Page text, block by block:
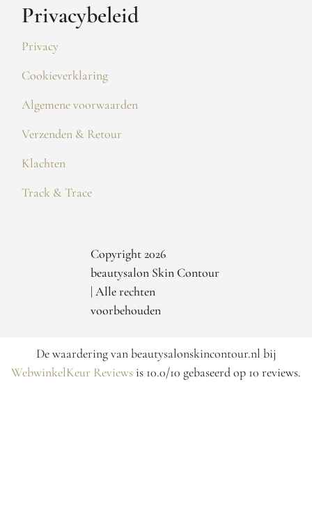
Privacybeleid
Privacy
Cookieverklaring
Algemene voorwaarden
Verzenden & Retour
Klachten
Track & Trace
Copyright 2026
beautysalon Skin Contour
| Alle rechten
voorbehouden
De waardering van beautysalonskincontour.nl bij
WebwinkelKeur Reviews is 10.0/10 gebaseerd op 10 reviews.